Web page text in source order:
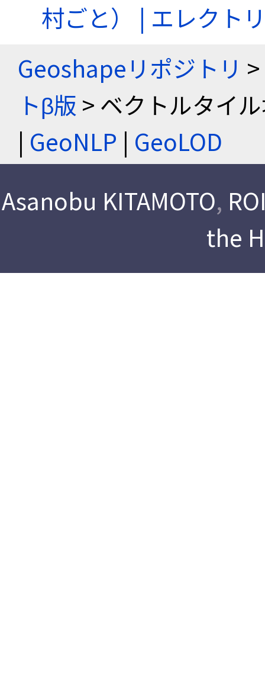
村ごと） | エレクト
Geoshapeリポジトリ >
トβ版 > ベクトルタイ
| GeoNLP | GeoLOD
Asanobu KITAMOTO,
the